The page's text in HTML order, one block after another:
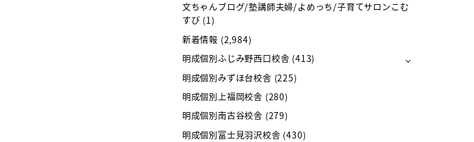
文ちゃんブログ/塾講師夫婦/よめっち/子育てサロンこむ
すび (1)
新着情報 (2,984)
明成個別ふじみ野西口校舎 (413)
明成個別みずほ台校舎 (225)
明成個別上福岡校舎 (280)
明成個別南古谷校舎 (279)
明成個別富士見羽沢校舎 (430)